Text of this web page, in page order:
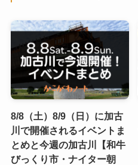
8/8（土）8/9（日）に加古
川で開催されるイベントま
とめと今週の加古川【和牛
びっくり市・ナイター朝